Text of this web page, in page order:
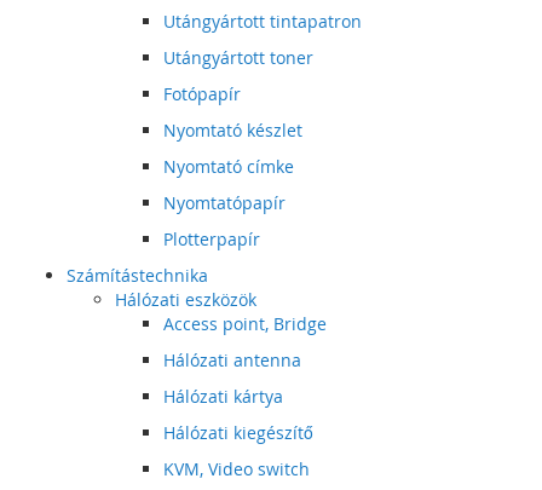
Utángyártott tintapatron
Utángyártott toner
Fotópapír
Nyomtató készlet
Nyomtató címke
Nyomtatópapír
Plotterpapír
Számítástechnika
Hálózati eszközök
Access point, Bridge
Hálózati antenna
Hálózati kártya
Hálózati kiegészítő
KVM, Video switch